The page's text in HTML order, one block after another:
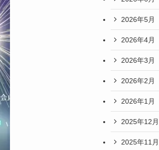
2026年5月
2026年4月
2026年3月
2026年2月
2026年1月
2025年12月
2025年11月